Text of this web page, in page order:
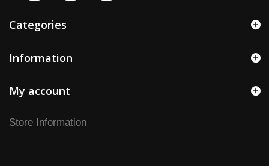
Categories
Information
My account
Store Information